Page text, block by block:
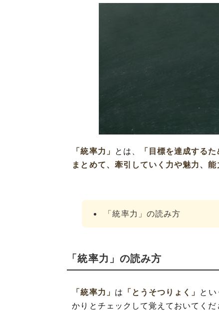
「統率力」の
「統率力」を
「統率力」 とは、
「目標を達成する
まとめて、牽引していく力や魅力、能
「統率力」の読み方
「統率力」の読み方
「統率力」 は 「とうそつりょく」 と
かりとチェックして覚えておいてくだ